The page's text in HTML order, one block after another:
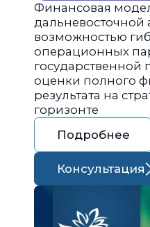
Финансовая
возможностью
операционных
оценки полного
результата на
горизонте
Подробнее
Консультация